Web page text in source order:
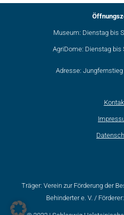
Museum: Dienstag bis
AgriDome: Dienstag bis
Adresse: Jungfernstieg
Träger: Verein zur Förderung der
Behinderter e. V. /